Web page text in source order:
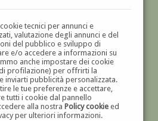
tecnici per annunci e
valutazione degli annunci e del
del pubblico e sviluppo di
e/o accedere a informazioni su
anche impostare dei cookie
profilazione) per offrirti la
inviarti pubblicità personalizzata.
le tue preferenze e accettare,
tutti i cookie dal pannello
alla nostra Policy cookieed
per ulteriori informazioni.
GALLERIAD'ARTE
SCULTURE '800 E '900